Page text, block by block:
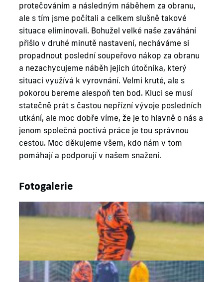
protečováním a následným náběhem za obranu,
ale s tím jsme počítali a celkem slušně takové
situace eliminovali. Bohužel velké naše zaváhání
přišlo v druhé minutě nastavení, necháváme si
propadnout poslední soupeřovo nákop za obranu
a nezachycujeme náběh jejich útočníka, který
situaci využívá k vyrovnání. Velmi kruté, ale s
pokorou bereme alespoň ten bod. Kluci se musí
statečně prát s častou nepřízní vývoje posledních
utkání, ale moc dobře víme, že je to hlavně o nás a
jenom společná poctivá práce je tou správnou
cestou. Moc děkujeme všem, kdo nám v tom
pomáhají a podporují v našem snažení.
Fotogalerie